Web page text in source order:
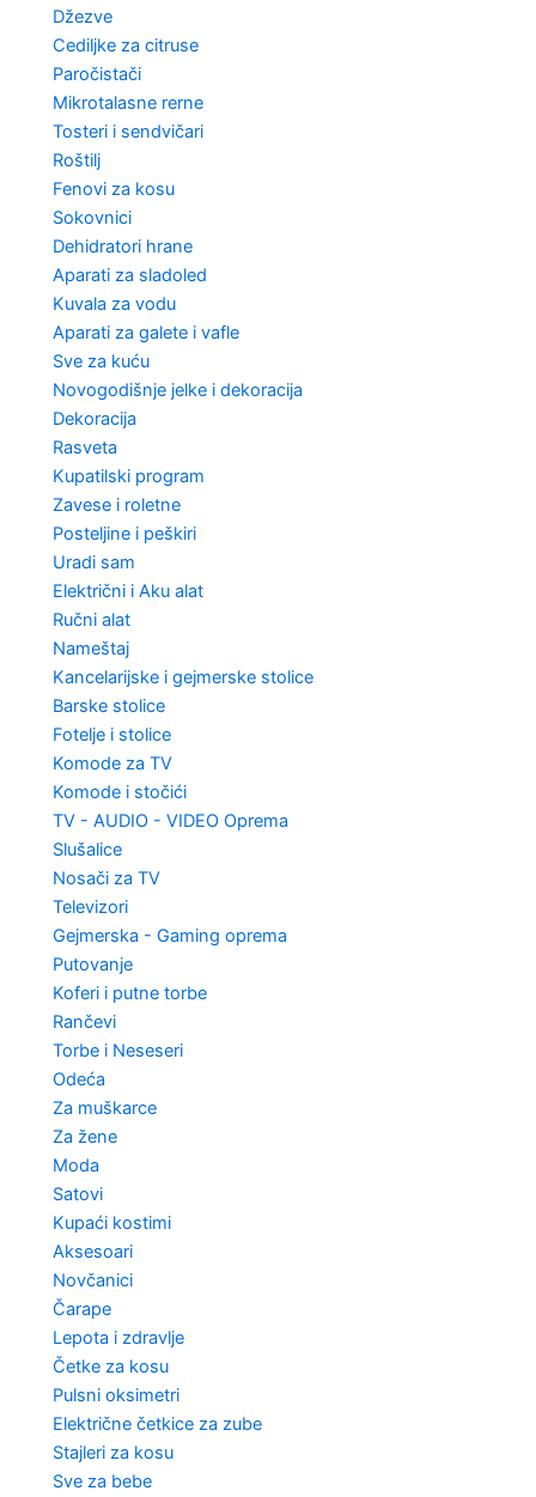
Džezve
Cediljke za citruse
Paročistači
Mikrotalasne rerne
Tosteri i sendvičari
Roštilj
Fenovi za kosu
Sokovnici
Dehidratori hrane
Aparati za sladoled
Kuvala za vodu
Aparati za galete i vafle
Sve za kuću
Novogodišnje jelke i dekoracija
Dekoracija
Rasveta
Kupatilski program
Zavese i roletne
Posteljine i peškiri
Uradi sam
Električni i Aku alat
Ručni alat
Nameštaj
Kancelarijske i gejmerske stolice
Barske stolice
Fotelje i stolice
Komode za TV
Komode i stočići
TV - AUDIO - VIDEO Oprema
Slušalice
Nosači za TV
Televizori
Gejmerska - Gaming oprema
Putovanje
Koferi i putne torbe
Rančevi
Torbe i Neseseri
Odeća
Za muškarce
Za žene
Moda
Satovi
Kupaći kostimi
Aksesoari
Novčanici
Čarape
Lepota i zdravlje
Četke za kosu
Pulsni oksimetri
Električne četkice za zube
Stajleri za kosu
Sve za bebe